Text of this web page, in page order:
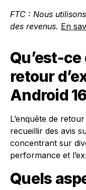
FTC : Nous
des revenus. En
Qu’est-
retour
Android
L’enquête de
recueillir des avis
concentrant sur
performance et
Quels